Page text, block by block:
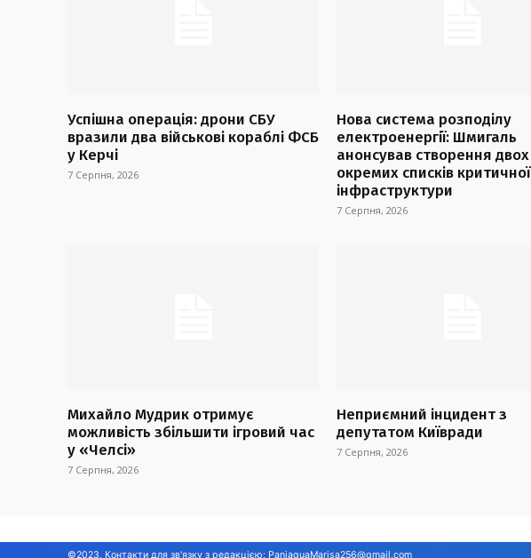
Успішна операція: дрони СБУ
вразили два військові кораблі ФСБ
у Керчі
7 Серпня, 2026
Нова система розподілу
електроенергії: Шмигаль
анонсував створення двох
окремих списків критичної
інфраструктури
7 Серпня, 2026
Михайло Мудрик отримує
можливість збільшити ігровий час
у «Челсі»
7 Серпня, 2026
Неприємний інцидент з
депутатом Київради
7 Серпня, 2026
©2023, Контакти для зв'язку з редакцією: PaniaguaMarisa256@gmail.com